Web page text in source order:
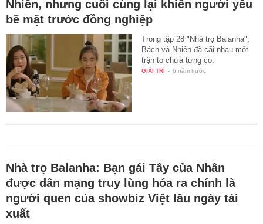
Nhiên, nhưng cuối cùng lại khiến người yêu
bẽ mặt trước đồng nghiệp
Trong tập 28 "Nhà trọ Balanha",
Bách và Nhiên đã cãi nhau một
trận to chưa từng có.
GIẢI TRÍ - 6 năm trước
Nhà trọ Balanha: Bạn gái Tây của Nhân
được dân mạng truy lùng hóa ra chính là
người quen của showbiz Việt lâu ngày tái
xuất